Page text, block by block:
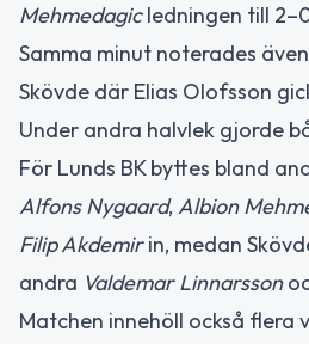
Mehmedagicledningen till
Samma minut noterades
Skövde där Elias Olofsson
Under andra halvlek gjorde
För Lunds BK byttes bland
Alfons Nygaard, Albion
Filip Akdemirin, medan
andra Valdemar Linnarsson
Matchen innehöll också flera